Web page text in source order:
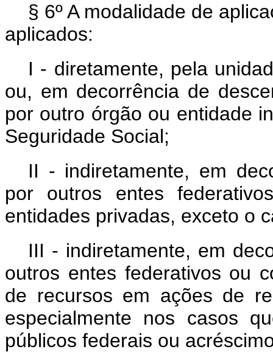
§ 6º A modalidade de
aplicados:
I - diretamente, pela
ou, em decorrência de
por outro órgão ou entidade
Seguridade Social;
II - indiretamente, em
por outros entes
entidades privadas, exceto o
III - indiretamente, em
outros entes federativos ou
de recursos em ações de
especialmente nos casos
públicos federais ou